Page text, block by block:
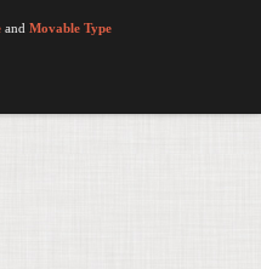
and Movable Type